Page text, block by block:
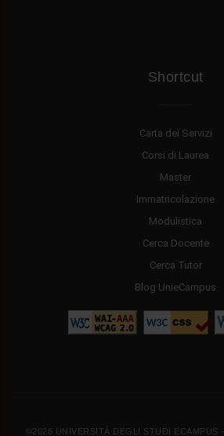
Shortcut
Carta dei Servizi
Corsi di Laurea
Master
Immatricolazione
Modulistica
Cerca Docente
Cerca Tutor
Blog UnieCampus
©2026 UNIVERSITÀ DEGLI STUDI ECAMPUS -